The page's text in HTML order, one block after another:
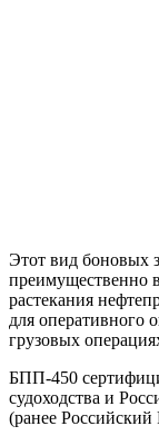
Этот вид боновых
преимущественно
растекания
для оперативного
грузовых
БПП-450
судоходства и
(ранее Российский